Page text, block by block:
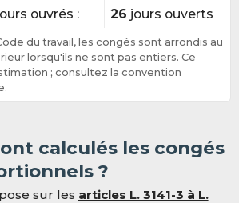
ouvrés :
26 jours ouverts
du travail, les congés sont arrondis au
lorsqu'ils ne sont pas entiers. Ce
; consultez la convention
calculés les congés
?
sur les articles L. 3141-3 à L.